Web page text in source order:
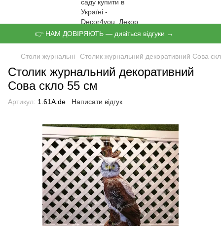
👉 НАМ ДОВІРЯЮТЬ — дивіться відгуки →
Столи журнальні Столик журнальний декоративний Сова
Столик журнальний декоративний
Сова скло 55 см
Артикул: 1.61А.de Написати відгук